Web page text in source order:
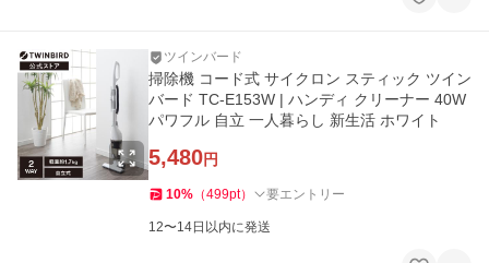
ツインバード
掃除機 コード式 サイクロン スティック ツイン
バード TC-E153W | ハンディ クリーナー 40W
パワフル 自立 一人暮らし 新生活 ホワイト
5,480円
10% （499pt） 要エントリー
12〜14日以内に発送